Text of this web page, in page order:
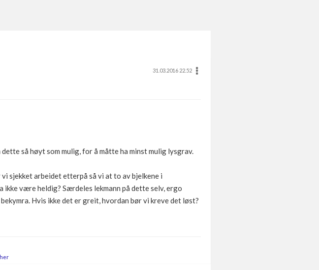
31.03.2016 22.52
så høyt som mulig, for å måtte ha minst mulig lysgrav.
sjekket arbeidet etterpå så vi at to av bjelkene i
være heldig? Særdeles lekmann på dette selv, ergo
Hvis ikke det er greit, hvordan bør vi kreve det løst?